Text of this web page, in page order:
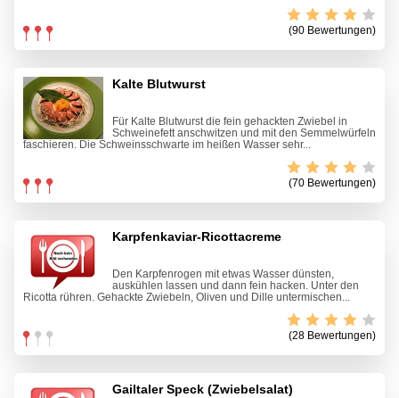
(90 Bewertungen)
Kalte Blutwurst
Für Kalte Blutwurst die fein gehackten Zwiebel in
Schweinefett anschwitzen und mit den Semmelwürfeln
faschieren. Die Schweinsschwarte im heißen Wasser sehr...
(70 Bewertungen)
Karpfenkaviar-Ricottacreme
Den Karpfenrogen mit etwas Wasser dünsten,
auskühlen lassen und dann fein hacken. Unter den
Ricotta rühren. Gehackte Zwiebeln, Oliven und Dille untermischen...
(28 Bewertungen)
Gailtaler Speck (Zwiebelsalat)